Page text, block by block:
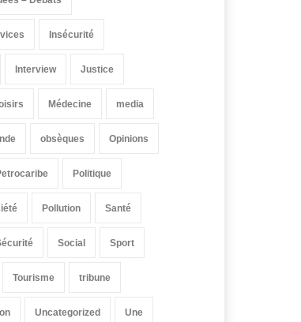
Insécurité
Interview Justice
Médecine media
obsèques Opinions
Politique
Pollution Santé
Social Sport
Tourisme tribune
Uncategorized Une